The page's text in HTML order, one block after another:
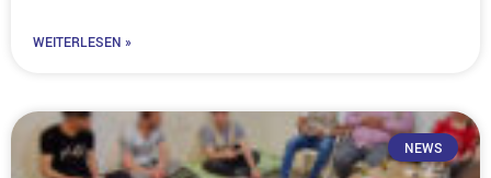
WEITERLESEN »
NEWS